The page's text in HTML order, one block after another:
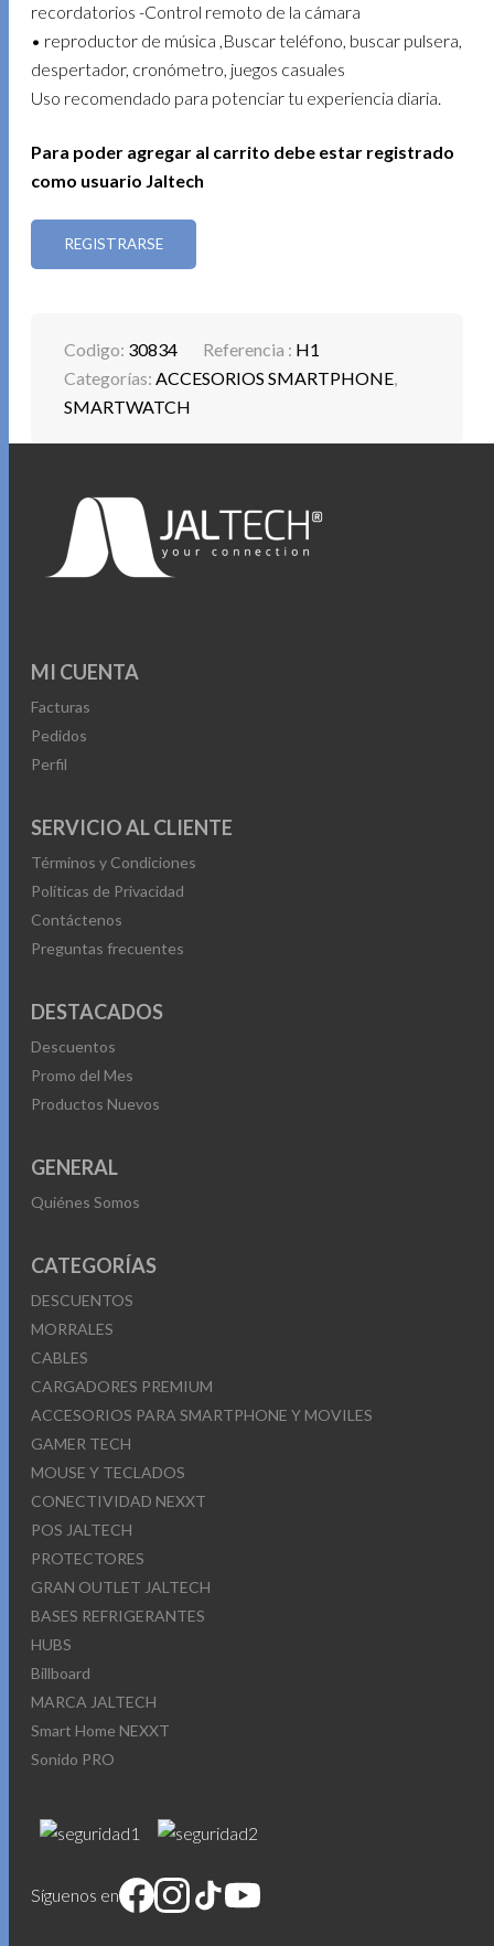
recordatorios -Control remoto de la cámara
• reproductor de música ,Buscar teléfono, buscar pulsera,
despertador, cronómetro, juegos casuales
Uso recomendado para potenciar tu experiencia diaria.
Para poder agregar al carrito debe estar registrado
como usuario Jaltech
REGISTRARSE
Codigo: 30834 Referencia : H1
Categorías:ACCESORIOS SMARTPHONE,
SMARTWATCH
MI CUENTA
Facturas
Pedidos
Perfil
SERVICIO AL CLIENTE
Términos y Condiciones
Políticas de Privacidad
Contáctenos
Preguntas frecuentes
DESTACADOS
Descuentos
Promo del Mes
Productos Nuevos
GENERAL
Quiénes Somos
CATEGORÍAS
DESCUENTOS
MORRALES
CABLES
CARGADORES PREMIUM
ACCESORIOS PARA SMARTPHONE Y MOVILES
GAMER TECH
MOUSE Y TECLADOS
CONECTIVIDAD NEXXT
POS JALTECH
PROTECTORES
GRAN OUTLET JALTECH
BASES REFRIGERANTES
HUBS
Billboard
MARCA JALTECH
Smart Home NEXXT
Sonido PRO
Síguenos en